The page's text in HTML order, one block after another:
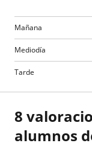
Mañana
Mediodía
Tarde
8
alumnos